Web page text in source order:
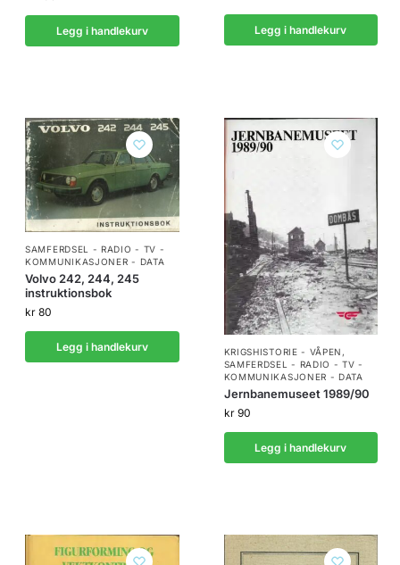
Legg i handlekurv Legg i handlekurv
SAMFERDSEL - RADIO - TV -
KOMMUNIKASJONER - DATA
Volvo 242, 244, 245
instruktionsbok
kr 80
Legg i handlekurv KRIGSHISTORIE - VÅPEN ,
SAMFERDSEL - RADIO - TV -
KOMMUNIKASJONER - DATA
Jernbanemuseet 1989/90
kr90
Legg i handlekurv